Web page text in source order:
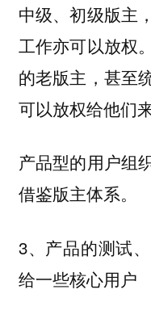
中级、初级版主
工作亦可以放权
的老版主，甚至
可以放权给他们
产品型的用户组
借鉴版主体系。
3、产品的测试
给一些核心用户